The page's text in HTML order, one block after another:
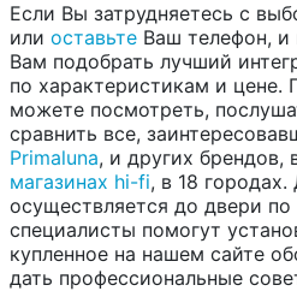
Если Вы затрудняетесь с
или оставьте Ваш телефон, и
Вам подобрать лучший
по характеристикам и цене.
можете посмотреть,
сравнить все,
Primaluna, и других брендов,
магазинах hi-fi, в 18
осуществляется до двери
специалисты помогут
купленное на нашем сайте
дать профессиональные